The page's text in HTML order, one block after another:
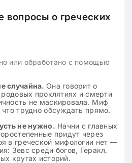
вопросы о греческих
или обработано с помощью
случайна. Она говорит о
проклятиях и смерти
не маскировала. Миф
трудно обсуждать прямо.
не нужно. Начни с главных
придут через
в греческой мифологии нет —
Зевс среди богов, Геракл,
кругах историй.